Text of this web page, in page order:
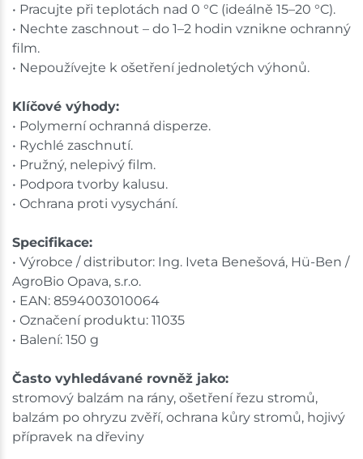
• Pracujte při teplotách nad 0 °C (ideálně 15–20 °C).
• Nechte zaschnout – do 1–2 hodin vznikne ochranný
film.
• Nepoužívejte k ošetření jednoletých výhonů.
Klíčové výhody:
• Polymerní ochranná disperze.
• Rychlé zaschnutí.
• Pružný, nelepivý film.
• Podpora tvorby kalusu.
• Ochrana proti vysychání.
Specifikace:
• Výrobce / distributor: Ing. Iveta Benešová, Hü-Ben /
AgroBio Opava, s.r.o.
• EAN: 8594003010064
• Označení produktu: 11035
• Balení: 150 g
Často vyhledávané rovněž jako:
stromový balzám na rány, ošetření řezu stromů,
balzám po ohryzu zvěří, ochrana kůry stromů, hojivý
přípravek na dřeviny